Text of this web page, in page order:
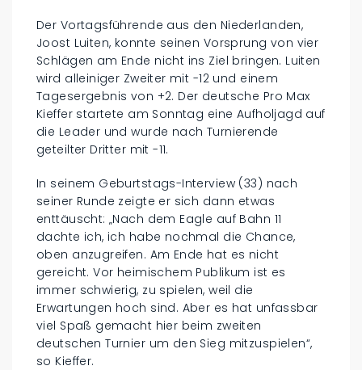
Der Vortagsführende aus den Niederlanden,
Joost Luiten, konnte seinen Vorsprung von vier
Schlägen am Ende nicht ins Ziel bringen. Luiten
wird alleiniger Zweiter mit -12 und einem
Tagesergebnis von +2. Der deutsche Pro Max
Kieffer startete am Sonntag eine Aufholjagd auf
die Leader und wurde nach Turnierende
geteilter Dritter mit -11.
In seinem Geburtstags-Interview (33) nach
seiner Runde zeigte er sich dann etwas
enttäuscht: „Nach dem Eagle auf Bahn 11
dachte ich, ich habe nochmal die Chance,
oben anzugreifen. Am Ende hat es nicht
gereicht. Vor heimischem Publikum ist es
immer schwierig, zu spielen, weil die
Erwartungen hoch sind. Aber es hat unfassbar
viel Spaß gemacht hier beim zweiten
deutschen Turnier um den Sieg mitzuspielen“,
so Kieffer.